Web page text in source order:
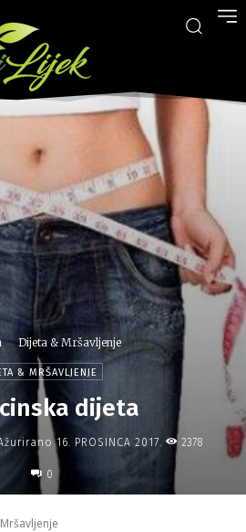
Dijeta & Mršavljenje
& MRŠAVLJENJE
dijeta
16. PROSINCA 2017. 2378
0